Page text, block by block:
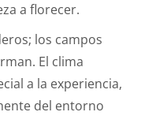
a florecer.
los campos
El clima
a la experiencia,
del entorno